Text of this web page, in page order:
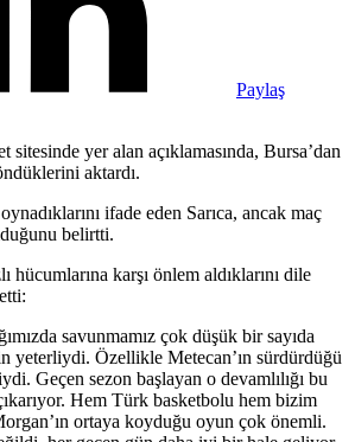
Paylaş
sitesinde yer alan açıklamasında, Bursa’dan
aktardı.
ifade eden Sarıca, ancak maç
belirtti.
hücumlarına karşı önlem aldıklarını dile
savunmamız çok düşük bir sayıda
yeterliydi. Özellikle Metecan’ın sürdürdüğü
Geçen sezon başlayan o devamlılığı bu
Hem Türk basketbolu hem bizim
ortaya koyduğu oyun çok önemli.